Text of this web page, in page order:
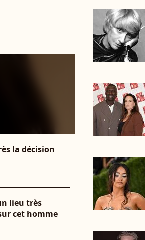
la décision
lieu très
cet homme